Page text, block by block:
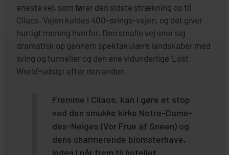
eneste vej, som fører den sidste strækning op til
Cilaos. Vejen kaldes 400-svings-vejen, og det giver
hurtigt mening hvorfor. Den smalle vej snor sig
dramatisk op gennem spektakulære landskaber med
sving og tunneller og den ene vidunderlige ’Lost
World’-udsigt efter den anden.
Fremme i Cilaos, kan I gøre et stop
ved den smukke kirke Notre-Dame-
des-Neiges (Vor Frue af Sneen) og
dens charmerende blomsterhave,
inden I når frem til hotellet.